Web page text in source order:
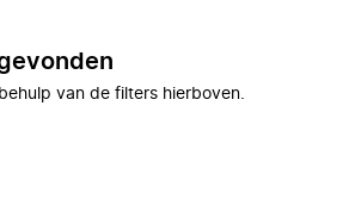
van de filters hierboven.